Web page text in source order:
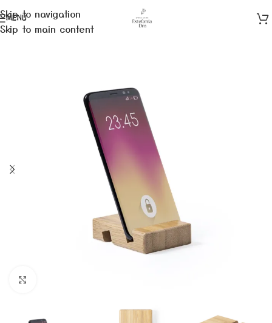
Skip to navigation
Skip to main content
MENÚ